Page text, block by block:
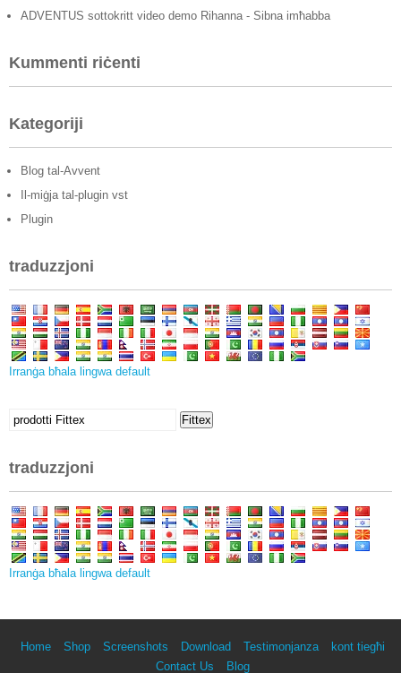
ADVENTUS sottokritt video demo Rihanna - Sibna imħabba
Kummenti riċenti
Kategoriji
Blog tal-Avvent
Il-miġja tal-plugin vst
Plugin
traduzzjoni
Irranġa bħala lingwa default
Fittex: Fittex
traduzzjoni
Irranġa bħala lingwa default
Home Shop Screenshots Download Testimonjanza
kont tiegħi
Contact Us
Blog